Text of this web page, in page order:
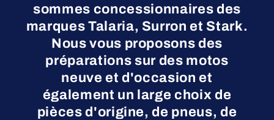
sommes concessionnaires des
marques Talaria, Surron et Stark.
Nous vous proposons des
préparations sur des motos
neuve et d'occasion et
également un large choix de
pièces d'origine, de pneus, de